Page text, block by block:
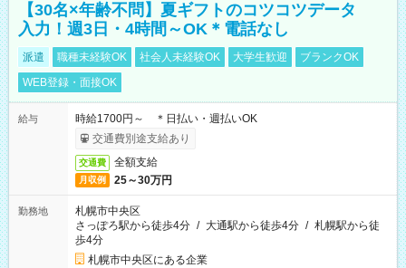
【30名×年齢不問】夏ギフトのコツコツデータ
入力！週3日・4時間～OK＊電話なし
派遣 職種未経験OK 社会人未経験OK 大学生歓迎
ブランクOK
WEB登録・面接OK
給与
時給1700円～ ＊日払い・週払いOK
交通費別途支給あり
交通費 全額支給
月収例 25～30万円
勤務地
札幌市中央区
さっぽろ駅から徒歩4分 / 大通駅から徒歩4分 / 札幌駅から徒
歩4分
札幌市中央区にある企業